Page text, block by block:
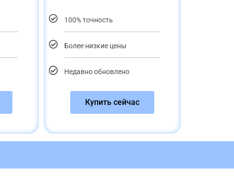
100% точность
Более низкие цены
Недавно обновлено
Купить сейчас